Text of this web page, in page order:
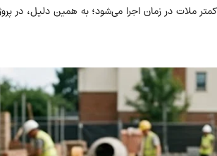
در زمان اجرا می‌شود؛ به همین دلیل، در